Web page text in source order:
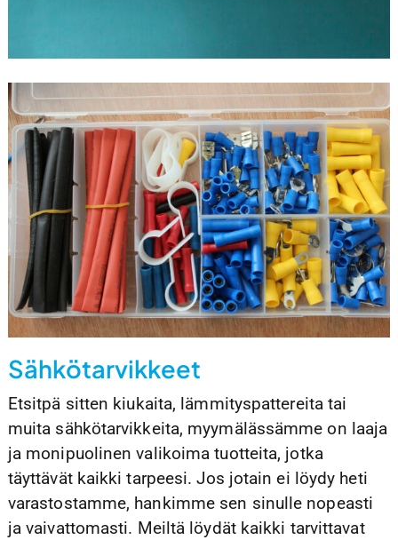
Sähkötarvikkeet
Etsitpä sitten kiukaita, lämmityspattereita tai
muita sähkötarvikkeita, myymälässämme on laaja
ja monipuolinen valikoima tuotteita, jotka
täyttävät kaikki tarpeesi. Jos jotain ei löydy heti
varastostamme, hankimme sen sinulle nopeasti
ja vaivattomasti. Meiltä löydät kaikki tarvittavat